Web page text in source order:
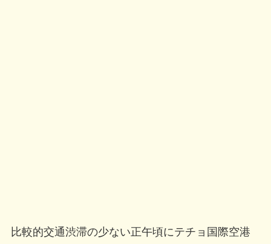
比較的交通渋滞の少ない正午頃にテチョ国際空港